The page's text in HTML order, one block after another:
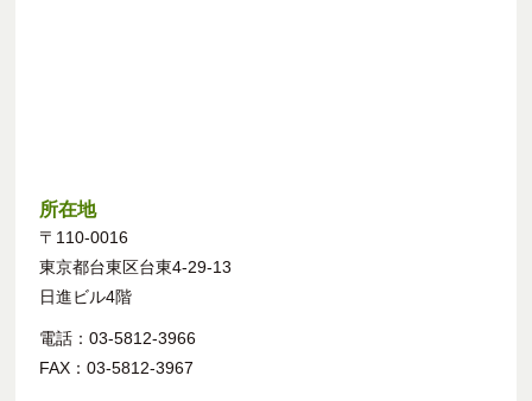
所在地
〒110-0016
東京都台東区台東4-29-13
日進ビル4階
電話：03-5812-3966
FAX：03-5812-3967